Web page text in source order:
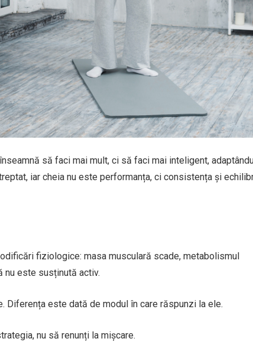
să faci mai mult, ci să faci mai inteligent,
iar cheia nu este performanța, ci consistența și
fiziologice: masa musculară scade, metabolismul
nu este susținută activ.
Diferența este dată de modul în care răspunzi la ele.
nu să renunți la mișcare.